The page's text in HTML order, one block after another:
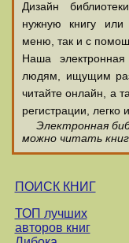
Дизайн
нужную книгу
меню, так и с
Наша
людям, ищущим
читайте онлайн, а
регистрации, легко
Электронная
можно читать
ПОИСК КНИГ
ТОП лучших
авторов книг